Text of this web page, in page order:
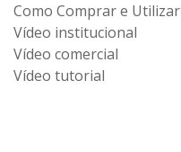
Como Comprar e Utilizar
Vídeo institucional
Vídeo comercial
Vídeo tutorial